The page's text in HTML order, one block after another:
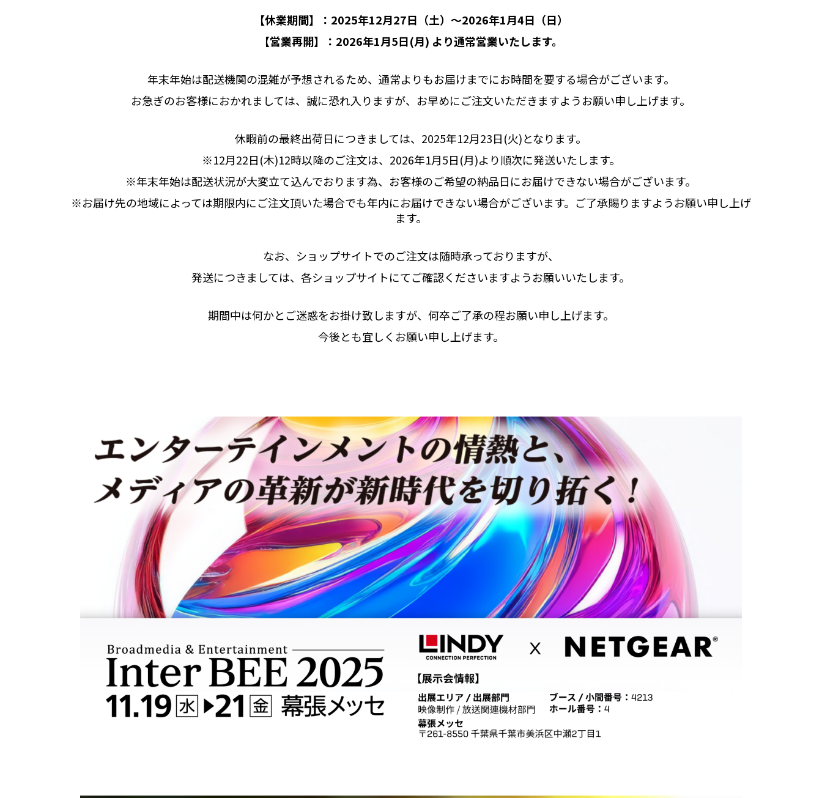
【休業期間】： 2025年12月27日（土）～2026年1月4日（日）
【営業再開】：2026年1月5日(月) より通常営業いたします。
年末年始は配送機関の混雑が予想されるため、通常よりもお届けまでにお時間を要する場合がございます。
お急ぎのお客様におかれましては、誠に恐れ入りますが、お早めにご注文いただきますようお願い申し上げます。
休暇前の最終出荷日につきましては、2025年12月23日(火)となります。
※12月22日(木)12時以降のご注文は、2026年1月5日(月)より順次に発送いたします。
※年末年始は配送状況が大変立て込んでおります為、お客様のご希望の納品日にお届けできない場合がございます。
※お届け先の地域によっては期限内にご注文頂いた場合でも年内にお届けできない場合がございます。ご了承賜りますようお願い申し上げ
ます。
なお、ショップサイトでのご注文は随時承っておりますが、
発送につきましては、各ショップサイトにてご確認くださいますようお願いいたします。
期間中は何かとご迷惑をお掛け致しますが、何卒ご了承の程お願い申し上げます。
今後とも宜しくお願い申し上げます。